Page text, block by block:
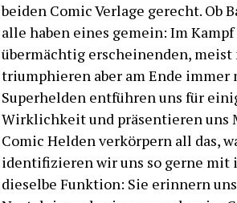
beiden Comic Verlage gerecht. Ob
alle haben eines gemein: Im
übermächtig erscheinenden, meist
triumphieren aber am Ende
Superhelden entführen uns für
Wirklichkeit und präsentieren uns
Comic Helden verkörpern all das,
identifizieren wir uns so gerne mit
dieselbe Funktion: Sie erinnern